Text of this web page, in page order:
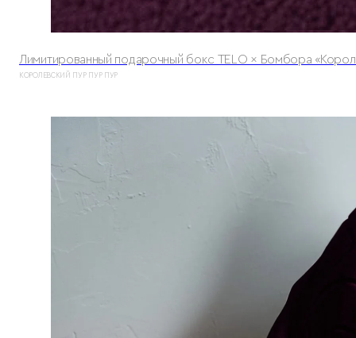
Лимитированный подарочный бокс TELO × Бомбора
КОРОЛЕВСКИЙ ПУР ПУР ПУР